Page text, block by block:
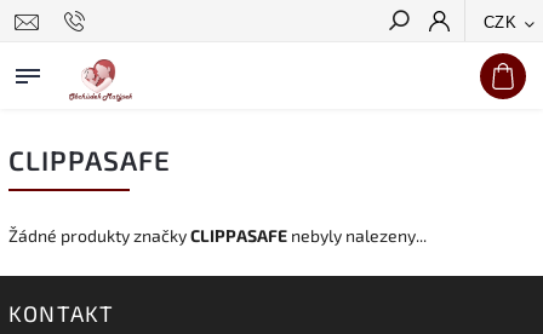
CZK
Hledat
CLIPPASAFE
Žádné produkty značkyCLIPPASAFE nebyly nalezeny...
KONTAKT